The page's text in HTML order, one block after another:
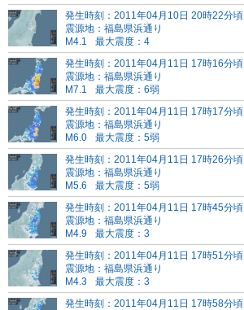
発生時刻：2011年04月10日 20時22分頃
震源地：福島県浜通り
M4.1
最大震度：4
発生時刻：2011年04月11日 17時16分頃
震源地：福島県浜通り
M7.1
最大震度：6弱
発生時刻：2011年04月11日 17時17分頃
震源地：福島県浜通り
M6.0
最大震度：5弱
発生時刻：2011年04月11日 17時26分頃
震源地：福島県浜通り
M5.6
最大震度：5弱
発生時刻：2011年04月11日 17時45分頃
震源地：福島県浜通り
M4.9
最大震度：3
発生時刻：2011年04月11日 17時51分頃
震源地：福島県浜通り
M4.3
最大震度：3
発生時刻：2011年04月11日 17時58分頃